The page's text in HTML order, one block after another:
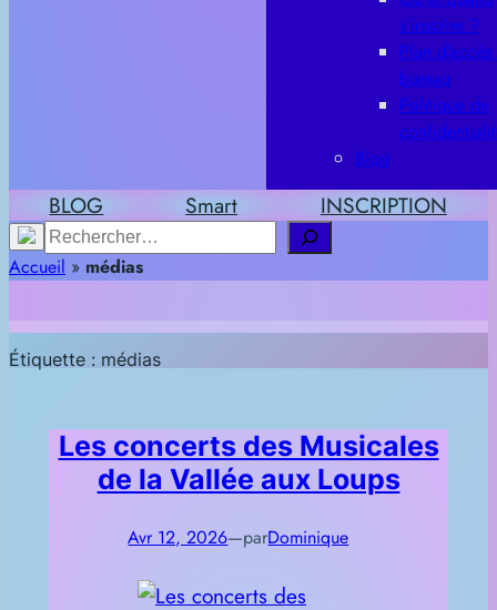
s’inscrire ?
Plan
bureau
Politique de
Blog
BLOG Smart INSCRIPTION
Rechercher
Accueil » médias
Étiquette : médias
Les concerts des Musicales
de la Vallée aux Loups
Avr 12, 2026—parDominique